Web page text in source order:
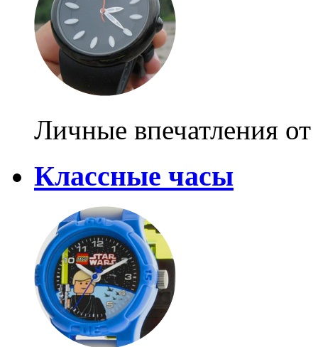
Личные впечатления от
Классные часы